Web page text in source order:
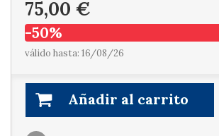
75,00 €
-50%
válido hasta: 16/08/26
Añadir al carrito